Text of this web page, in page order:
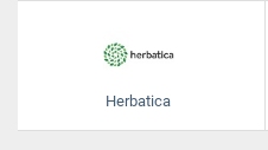
Herbatica